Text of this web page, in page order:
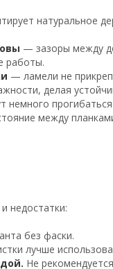
натуральное
— зазоры между
работы.
— ламели не
делая
немного
между
недостатки:
без фаски.
лучше
Не